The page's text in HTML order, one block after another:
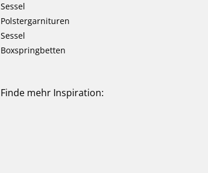
Sessel
Polstergarnituren
Sessel
Boxspringbetten
Finde mehr Inspiration: